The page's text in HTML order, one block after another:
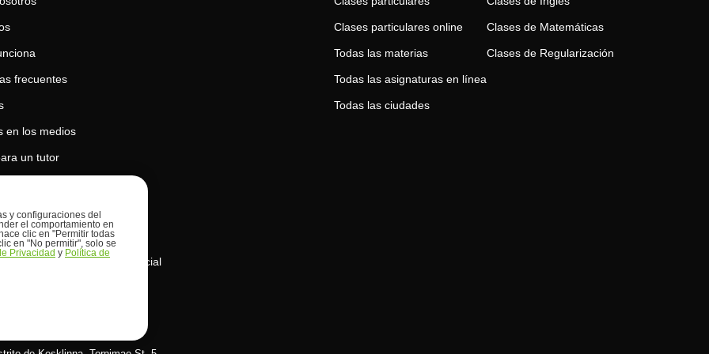
frecuentes
en los medios
un tutor
privacidad
cookies
uso de la inteligencia artificial
Clases particulares online
Todas las materias
Todas las asignaturas en línea
Todas las ciudades
Clases de Matemáticas
Clases de Regularización
y configuraciones del
el comportamiento en
clic en "Permitir todas
en "No permitir", solo se
Privacidad y Política de